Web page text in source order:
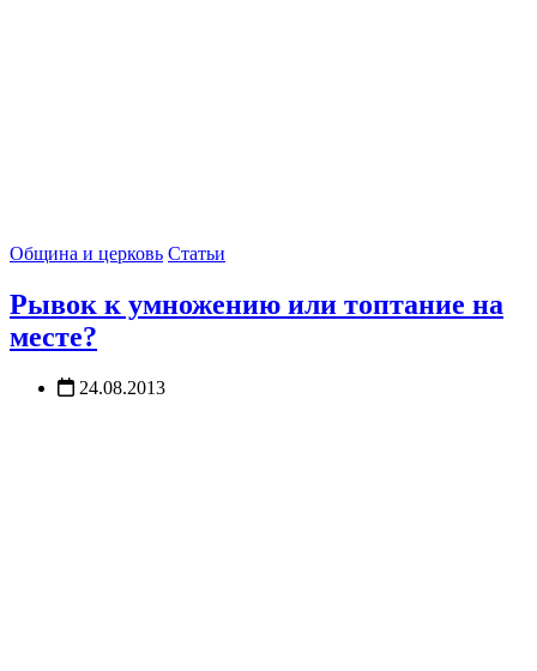
Община и церковь Статьи
Рывок к умножению или топтание на
месте?
24.08.2013